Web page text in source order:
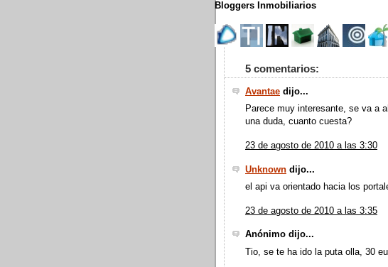
Bloggers Inmobiliarios
5 comentarios:
Avantae dijo...
Parece muy interesante, se va a
una duda, cuanto cuesta?
23 de agosto de 2010 a las 3:30
Unknown dijo...
el api va orientado hacia los
23 de agosto de 2010 a las 3:35
Anónimo dijo...
Tio, se te ha ido la puta olla, 30